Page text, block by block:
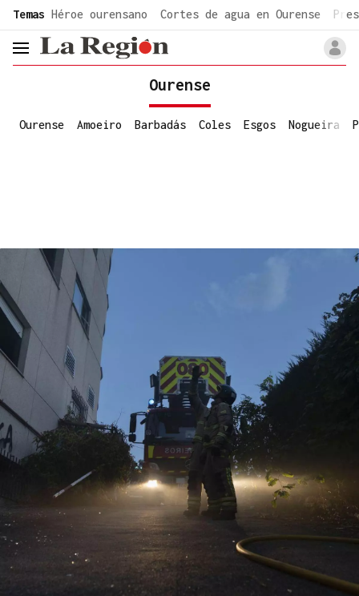
common.go-to-content
Temas Héroe ourensano Cortes de agua en Ourense
header.menu.open
Ourense
Ourense Amoeiro Barbadás Coles Esgos Nogueira